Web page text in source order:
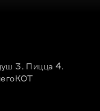
3. Пицца 4.